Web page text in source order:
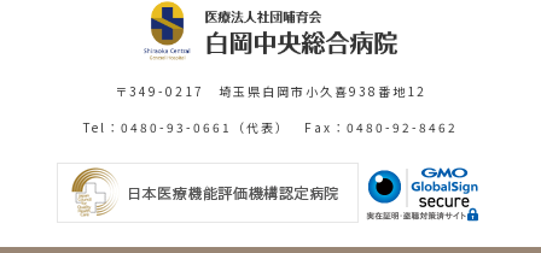
〒349-0217 埼玉県白岡市小久喜938番地12
Tel：0480-93-0661（代表） Fax：0480-92-8462